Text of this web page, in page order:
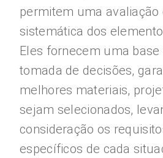
permitem uma avaliação
sistemática dos
Eles fornecem uma base
tomada de decisões,
melhores materiais,
sejam selecionados,
consideração os
específicos de cada